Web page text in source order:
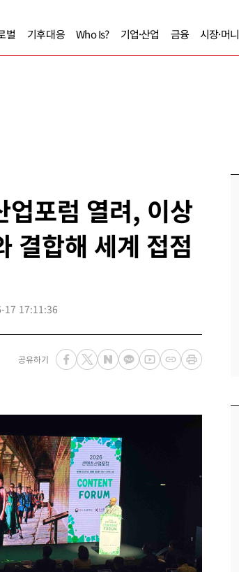
벌 기후대응 Who Is? 기업·산업 금융 시장·머니
포럼 열려, 이상
결합해 세계 접점
17 17:11:36
공유하기